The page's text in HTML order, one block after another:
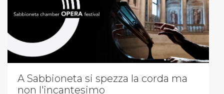
A Sabbioneta si spezza la corda ma
non l'incantesimo